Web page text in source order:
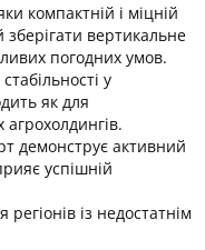
компактній і міцній
зберігати вертикальне
погодних умов.
у
як для
демонструє активний
успішній
регіонів із недостатнім